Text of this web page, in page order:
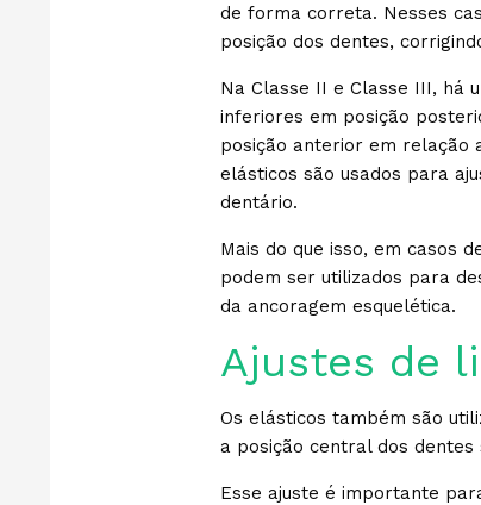
de forma correta. Nesses
posição dos dentes,
Na Classe II e Classe III, há
inferiores em posição
posição anterior em relação
elásticos são usados para
dentário.
Mais do que isso, em casos
podem ser utilizados para
da ancoragem esquelética.
Ajustes de
Os elásticos também são
a posição central dos
Esse ajuste é importante